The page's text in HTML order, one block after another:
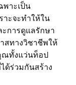
พาะเป็น
าะจะทำให้ใน
การดูแลรักษา
สทางวิชาชีพให้
ณทั้งแว่นท็อป
ด้ร่วมกันสร้าง